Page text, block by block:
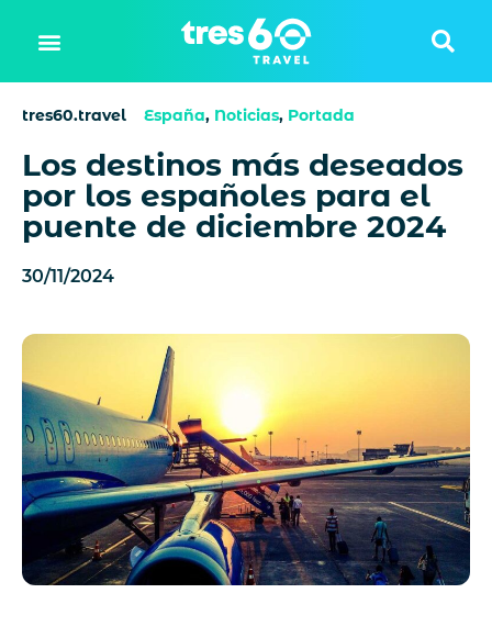
tres60.travel España, Noticias, Portada
Los destinos más deseados
por los españoles para el
puente de diciembre 2024
30/11/2024